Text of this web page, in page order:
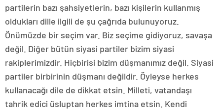
partilerin bazı şahsiyetlerin, bazı kişilerin kullanmış
oldukları dille ilgili de şu çağrıda bulunuyoruz.
Önümüzde bir seçim var. Biz seçime gidiyoruz, savaşa
değil. Diğer bütün siyasi partiler bizim siyasi
rakiplerimizdir. Hiçbirisi bizim düşmanımız değil. Siyasi
partiler birbirinin düşmanı değildir. Öyleyse herkes
kullanacağı dile de dikkat etsin. Milleti, vatandaşı
tahrik edici üsluptan herkes imtina etsin. Kendi